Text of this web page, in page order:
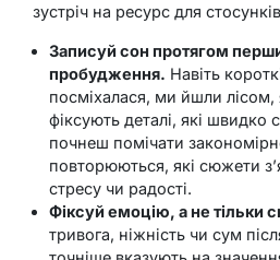
зустріч на ресурс для
Записуй сон протягом
пробудження. Навіть
посміхалася, ми йшли лісом,
фіксують деталі, які швидко
почнеш помічати
повторюються, які сюжети
стресу чи радості.
Фіксуй емоцію, а не тільки
тривога, ніжність чи сум